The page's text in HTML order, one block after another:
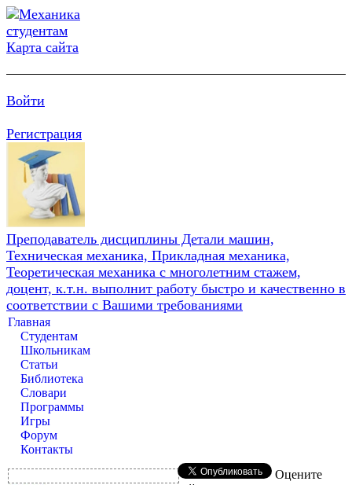
Карта сайта
Войти
Регистрация
Преподаватель дисциплины Детали машин,
Техническая механика, Прикладная механика,
Теоретическая механика с многолетним стажем,
доцент, к.т.н. выполнит работу быстро и качественно в
соответствии с Вашими требованиями
Главная
Студентам
Школьникам
Статьи
Библиотека
Словари
Программы
Игры
Форум
Контакты
Оцените